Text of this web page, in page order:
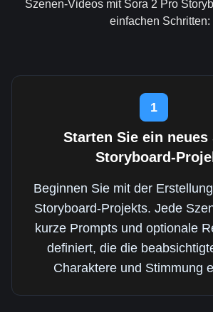
Szenen-Videos mit Sora 2 Pro
einfachen Schritten:
1
Starten Sie ein neues
Storyboard-
Beginnen Sie mit der
Storyboard-Projekts. Jede
kurze Prompts und optionale
definiert, die die
Charaktere und Stimmung